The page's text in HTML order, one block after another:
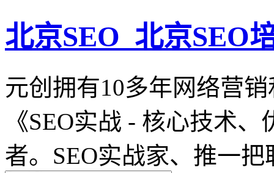
北京SEO_北京SEO
元创拥有10多年网络营
《SEO实战 - 核心技术
者。SEO实战家、推一